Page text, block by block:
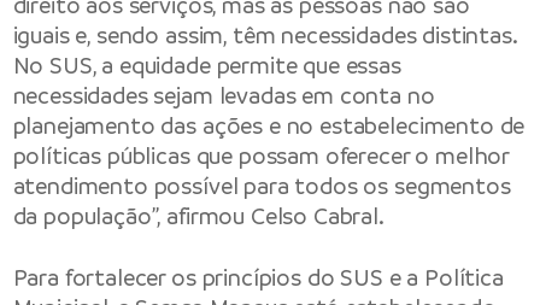
iguais e, sendo assim, têm necessidades distintas.
No SUS, a equidade permite que essas
necessidades sejam levadas em conta no
planejamento das ações e no estabelecimento de
políticas públicas que possam oferecer o melhor
atendimento possível para todos os segmentos
da população”, afirmou Celso Cabral.
Para fortalecer os princípios do SUS e a Política